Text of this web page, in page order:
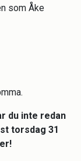
som Åke
du inte redan
torsdag 31